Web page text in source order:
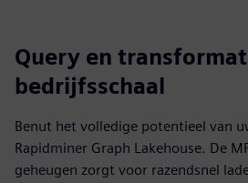
Query en
bedrijfsschaal
Benut het volledige potentieel van
Rapidminer Graph Lakehouse. De
geheugen zorgt voor razendsnel